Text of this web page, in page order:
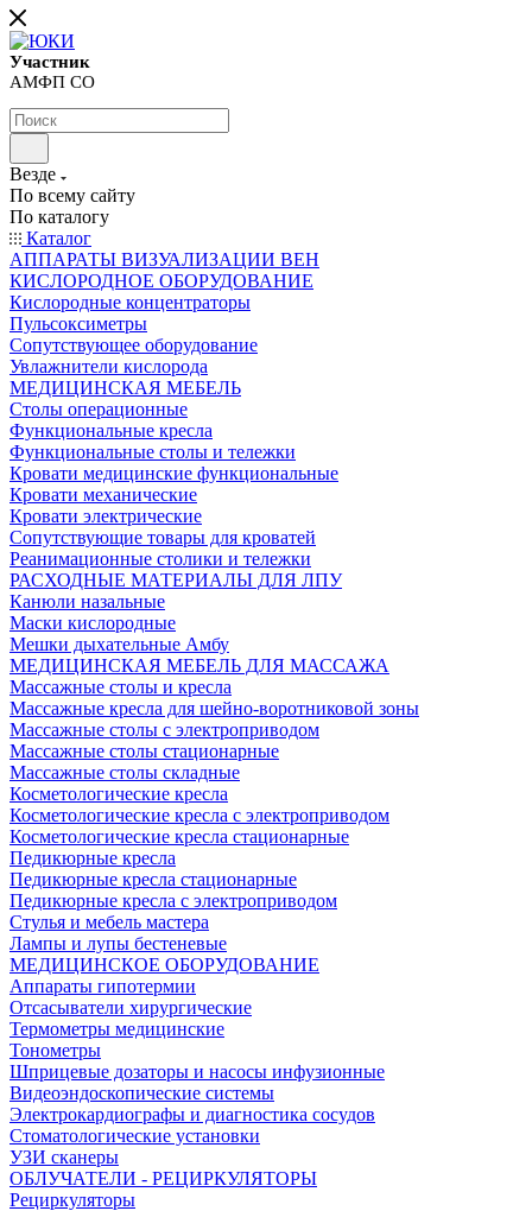
Участник
АМФП СО
Везде
По всему сайту
По каталогу
Каталог
АППАРАТЫ ВИЗУАЛИЗАЦИИ ВЕН
КИСЛОРОДНОЕ ОБОРУДОВАНИЕ
Кислородные концентраторы
Пульсоксиметры
Сопутствующее оборудование
Увлажнители кислорода
МЕДИЦИНСКАЯ МЕБЕЛЬ
Столы операционные
Функциональные кресла
Функциональные столы и тележки
Кровати медицинские функциональные
Кровати механические
Кровати электрические
Сопутствующие товары для кроватей
Реанимационные столики и тележки
РАСХОДНЫЕ МАТЕРИАЛЫ ДЛЯ ЛПУ
Канюли назальные
Маски кислородные
Мешки дыхательные Амбу
МЕДИЦИНСКАЯ МЕБЕЛЬ ДЛЯ МАССАЖА
Массажные столы и кресла
Массажные кресла для шейно-воротниковой зоны
Массажные столы с электроприводом
Массажные столы стационарные
Массажные столы складные
Косметологические кресла
Косметологические кресла с электроприводом
Косметологические кресла стационарные
Педикюрные кресла
Педикюрные кресла стационарные
Педикюрные кресла с электроприводом
Стулья и мебель мастера
Лампы и лупы бестеневые
МЕДИЦИНСКОЕ ОБОРУДОВАНИЕ
Аппараты гипотермии
Отсасыватели хирургические
Термометры медицинские
Тонометры
Шприцевые дозаторы и насосы инфузионные
Видеоэндоскопические системы
Электрокардиографы и диагностика сосудов
Стоматологические установки
УЗИ сканеры
ОБЛУЧАТЕЛИ - РЕЦИРКУЛЯТОРЫ
Рециркуляторы